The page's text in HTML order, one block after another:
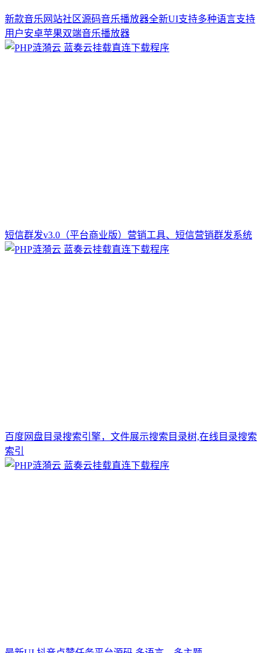
新款音乐网站社区源码音乐播放器全新UI支持多种语言支持
用户安卓苹果双端音乐播放器
短信群发v3.0（平台商业版）营销工具、短信营销群发系统
百度网盘目录搜索引擎，文件展示搜索目录树,在线目录搜索
索引